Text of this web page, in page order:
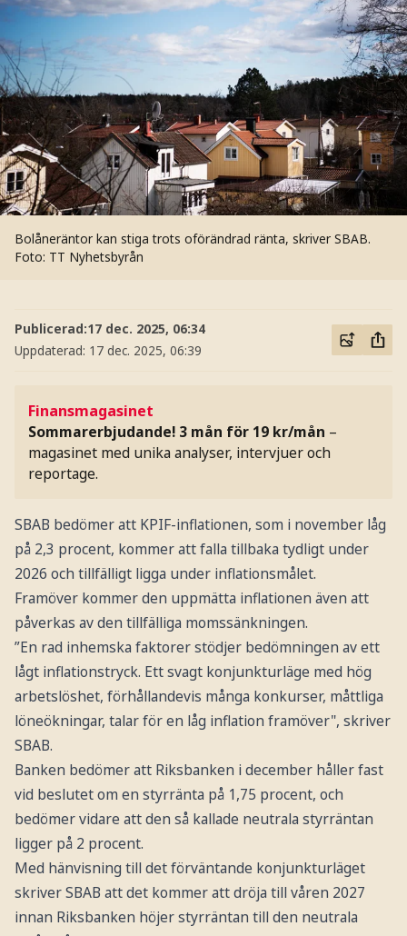
Bolåneräntor kan stiga trots oförändrad ränta, skriver SBAB.
Foto: TT Nyhetsbyrån
Publicerad:17 dec. 2025, 06:34
Uppdaterad: 17 dec. 2025, 06:39
Finansmagasinet
Sommarerbjudande! 3 mån för 19 kr/mån –
magasinet med unika analyser, intervjuer och
reportage.
SBAB bedömer att KPIF-inflationen, som i november låg
på 2,3 procent, kommer att falla tillbaka tydligt under
2026 och tillfälligt ligga under inflationsmålet.
Framöver kommer den uppmätta inflationen även att
påverkas av den tillfälliga momssänkningen.
”En rad inhemska faktorer stödjer bedömningen av ett
lågt inflationstryck. Ett svagt konjunkturläge med hög
arbetslöshet, förhållandevis många konkurser, måttliga
löneökningar, talar för en låg inflation framöver", skriver
SBAB.
Banken bedömer att Riksbanken i december håller fast
vid beslutet om en styrränta på 1,75 procent, och
bedömer vidare att den så kallade neutrala styrräntan
ligger på 2 procent.
Med hänvisning till det förväntande konjunkturläget
skriver SBAB att det kommer att dröja till våren 2027
innan Riksbanken höjer styrräntan till den neutrala